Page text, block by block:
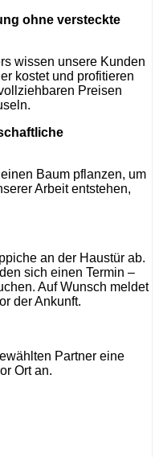
ohne versteckte
wissen unsere Kunden
kostet und profitieren
Preisen
Baum pflanzen, um
Arbeit entstehen,
an der Haustür ab.
sich einen Termin –
Auf Wunsch meldet
der Ankunft.
Partner eine
Ort an.